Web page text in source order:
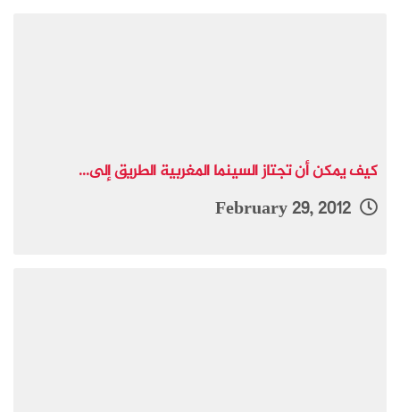
كيف يمكن أن تجتاز السينما المغربية الطريق إلى...